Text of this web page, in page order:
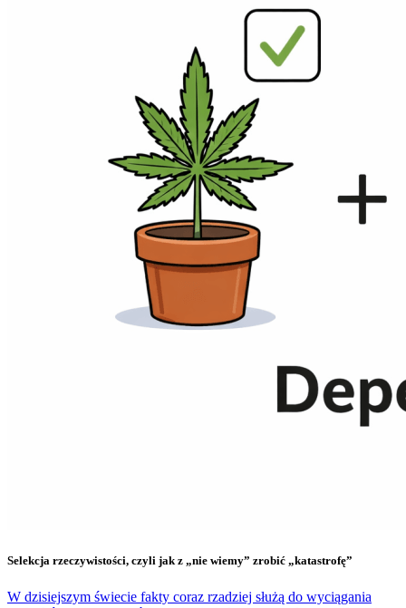
Selekcja rzeczywistości, czyli jak z „nie wiemy” zrobić „katastrofę”
W dzisiejszym świecie fakty coraz rzadziej służą do wyciągania